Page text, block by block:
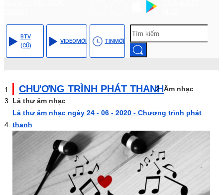
BTV
(CŨ)
VIDEOMỚI TINMỚI
CHƯƠNG TRÌNH PHÁT THANHÂm nhạc
Lá thư âm nhạc
Lá thư âm nhạc ngày 24 - 06 - 2020 - Chương trình phát
thanh